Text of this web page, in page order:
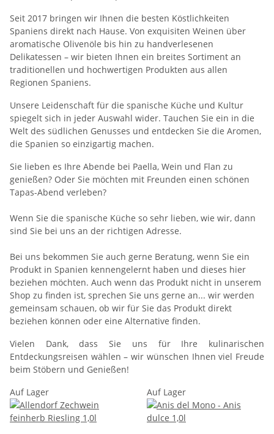
Seit 2017 bringen wir Ihnen die besten Köstlichkeiten
Spaniens direkt nach Hause. Von exquisiten Weinen über
aromatische Olivenöle bis hin zu handverlesenen
Delikatessen – wir bieten Ihnen ein breites Sortiment an
traditionellen und hochwertigen Produkten aus allen
Regionen Spaniens.
Unsere Leidenschaft für die spanische Küche und Kultur
spiegelt sich in jeder Auswahl wider. Tauchen Sie ein in die
Welt des südlichen Genusses und entdecken Sie die Aromen,
die Spanien so einzigartig machen.
Sie lieben es Ihre Abende bei Paella, Wein und Flan zu
genießen? Oder Sie möchten mit Freunden einen schönen
Tapas-Abend verleben?
Wenn Sie die spanische Küche so sehr lieben, wie wir, dann
sind Sie bei uns an der richtigen Adresse.
Bei uns bekommen Sie auch gerne Beratung, wenn Sie ein
Produkt in Spanien kennengelernt haben und dieses hier
beziehen möchten. Auch wenn das Produkt nicht in unserem
Shop zu finden ist, sprechen Sie uns gerne an... wir werden
gemeinsam schauen, ob wir für Sie das Produkt direkt
beziehen können oder eine Alternative finden.
Vielen Dank, dass Sie uns für Ihre kulinarischen
Entdeckungsreisen wählen – wir wünschen Ihnen viel Freude
beim Stöbern und Genießen!
Auf Lager
Auf Lager